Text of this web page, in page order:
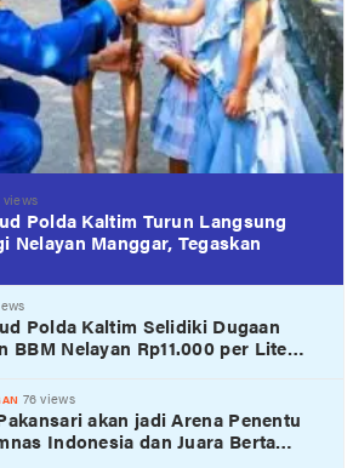
views
Polda Kaltim Turun Langsung
Nelayan Manggar, Tegaskan
Polda Kaltim Selidiki Dugaan
BBM Nelayan Rp11.000 per Lite…
76 views
akan jadi Arena Penentu
Indonesia dan Juara Berta…